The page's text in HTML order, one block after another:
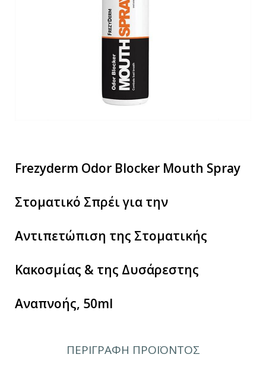
Frezyderm Odor Blocker Mouth Spray
Στοματικό Σπρέι για την
Αντιπετώπιση της Στοματικής
Κακοσμίας & της Δυσάρεστης
Αναπνοής, 50ml
ΠΕΡΙΓΡΑΦΗ ΠΡΟΪΟΝΤΟΣ